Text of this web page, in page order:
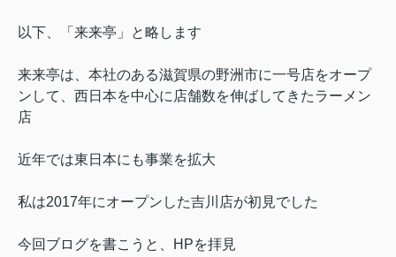
以下、「来来亭」と略します
来来亭は、本社のある滋賀県の野洲市に一号店をオープ
ンして、西日本を中心に店舗数を伸ばしてきたラーメン
店
近年では東日本にも事業を拡大
私は2017年にオープンした吉川店が初見でした
今回ブログを書こうと、HPを拝見